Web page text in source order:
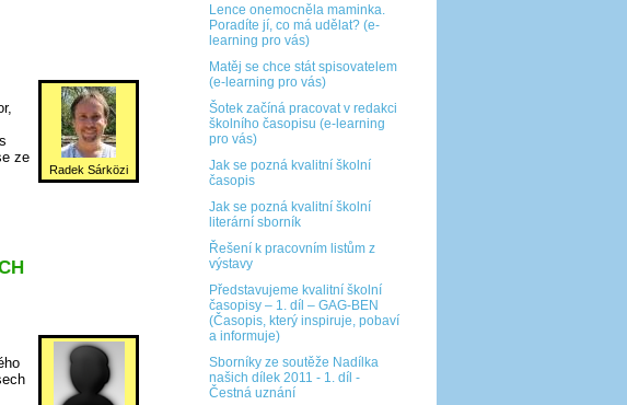
Lence onemocněla maminka.
Poradíte jí, co má udělat? (e-
learning pro vás)
Matěj se chce stát spisovatelem
(e-learning pro vás)
Šotek začíná pracovat v redakci
školního časopisu (e-learning
pro vás)
Jak se pozná kvalitní školní
časopis
Jak se pozná kvalitní školní
literární sborník
Řešení k pracovním listům z
výstavy
Představujeme kvalitní školní
časopisy – 1. díl – GAG-BEN
(Časopis, který inspiruje, pobaví
a informuje)
Sborníky ze soutěže Nadílka
našich dílek 2011 - 1. díl -
Čestná uznání
Radek Sárközi
ze